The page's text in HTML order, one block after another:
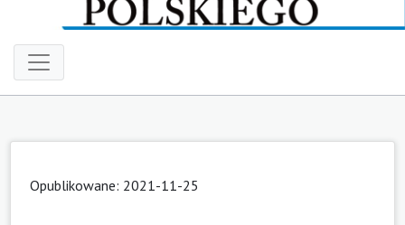
Opublikowane: 2021-11-25